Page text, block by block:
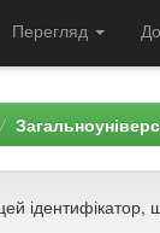
Перегляд